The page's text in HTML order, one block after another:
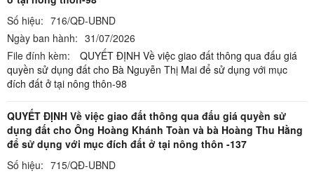
Số hiệu: 716/QĐ-UBND
Ngày ban hành: 31/07/2026
File đính kèm:
QUYẾT ĐỊNH Về việc giao đất thông qua đấu giá
quyền sử dụng đất cho Bà Nguyễn Thị Mai để sử dụng với mục
đích đất ở tại nông thôn-98
QUYẾT ĐỊNH Về việc giao đất thông qua đấu giá quyền sử
dụng đất cho Ông Hoàng Khánh Toàn và bà Hoàng Thu Hằng
để sử dụng với mục đích đất ở tại nông thôn -137
Số hiệu: 715/QĐ-UBND